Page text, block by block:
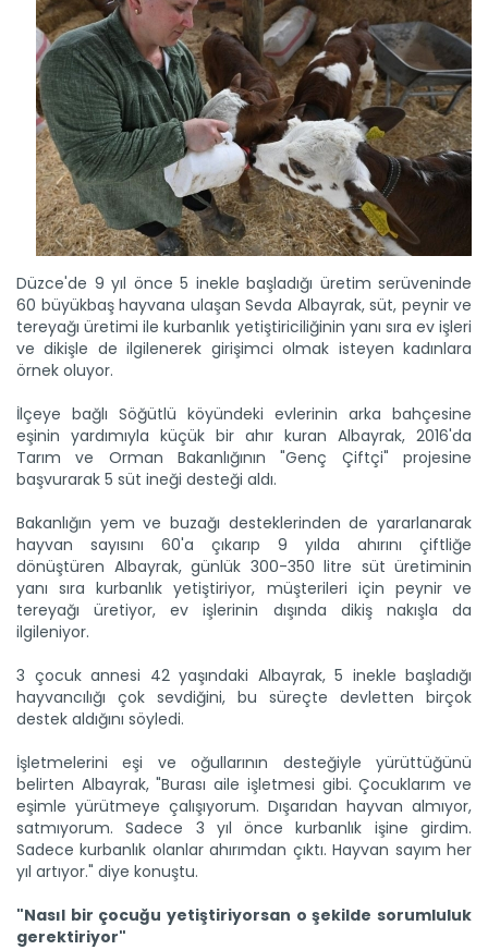
Düzce'de 9 yıl önce 5 inekle başladığı üretim serüveninde
60 büyükbaş hayvana ulaşan Sevda Albayrak, süt, peynir ve
tereyağı üretimi ile kurbanlık yetiştiriciliğinin yanı sıra ev işleri
ve dikişle de ilgilenerek girişimci olmak isteyen kadınlara
örnek oluyor.
İlçeye bağlı Söğütlü köyündeki evlerinin arka bahçesine
eşinin yardımıyla küçük bir ahır kuran Albayrak, 2016'da
Tarım ve Orman Bakanlığının "Genç Çiftçi" projesine
başvurarak 5 süt ineği desteği aldı.
Bakanlığın yem ve buzağı desteklerinden de yararlanarak
hayvan sayısını 60'a çıkarıp 9 yılda ahırını çiftliğe
dönüştüren Albayrak, günlük 300-350 litre süt üretiminin
yanı sıra kurbanlık yetiştiriyor, müşterileri için peynir ve
tereyağı üretiyor, ev işlerinin dışında dikiş nakışla da
ilgileniyor.
3 çocuk annesi 42 yaşındaki Albayrak, 5 inekle başladığı
hayvancılığı çok sevdiğini, bu süreçte devletten birçok
destek aldığını söyledi.
İşletmelerini eşi ve oğullarının desteğiyle yürüttüğünü
belirten Albayrak, "Burası aile işletmesi gibi. Çocuklarım ve
eşimle yürütmeye çalışıyorum. Dışarıdan hayvan almıyor,
satmıyorum. Sadece 3 yıl önce kurbanlık işine girdim.
Sadece kurbanlık olanlar ahırımdan çıktı. Hayvan sayım her
yıl artıyor." diye konuştu.
"Nasıl bir çocuğu yetiştiriyorsan o şekilde sorumluluk
gerektiriyor"
Meralarda susuzluk bitti, göç...
Siirt'te Tarım ve Orman Bakanlığınca yürütülen "Mera Islah
ve...